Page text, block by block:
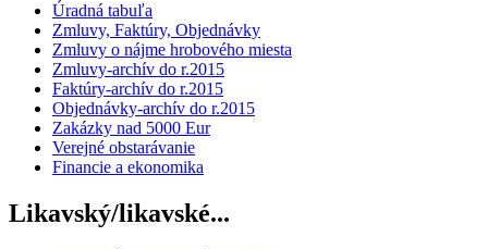
Úradná tabuľa
Zmluvy, Faktúry, Objednávky
Zmluvy o nájme hrobového miesta
Zmluvy-archív do r.2015
Faktúry-archív do r.2015
Objednávky-archív do r.2015
Zakázky nad 5000 Eur
Verejné obstarávanie
Financie a ekonomika
Likavský/likavské...